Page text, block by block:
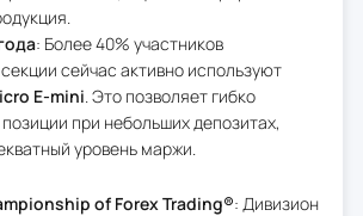
: Более 40% участников
сейчас активно используют
E-mini. Это позволяет гибко
при небольших депозитах,
уровень маржи.
of Forex Trading®: Дивизион